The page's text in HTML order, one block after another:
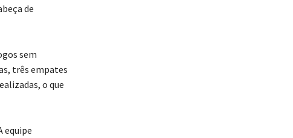
de
sem
três empates
o que
equipe